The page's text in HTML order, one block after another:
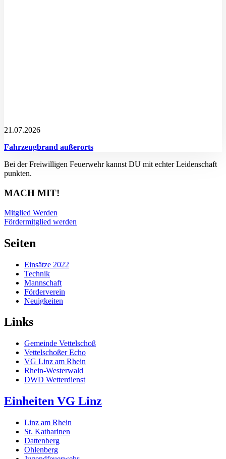
21.07.2026
Fahrzeugbrand außerorts
Bei der Freiwilligen Feuerwehr kannst DU mit echter Leidenschaft
punkten.
MACH MIT!
Mitglied Werden
Fördermitglied werden
Seiten
Einsätze 2022
Technik
Mannschaft
Förderverein
Neuigkeiten
Links
Gemeinde Vettelschoß
Vettelschoßer Echo
VG Linz am Rhein
Rhein-Westerwald
DWD Wetterdienst
Einheiten VG Linz
Linz am Rhein
St. Katharinen
Dattenberg
Ohlenberg